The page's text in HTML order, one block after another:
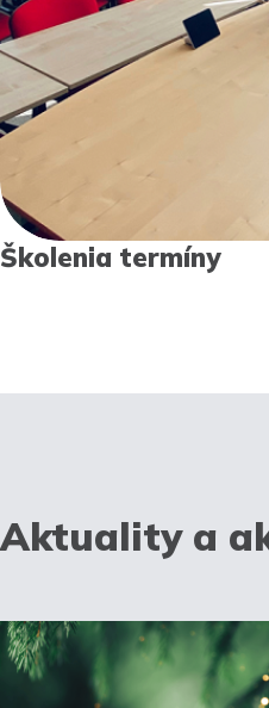
Školenia termíny
Aktuality a